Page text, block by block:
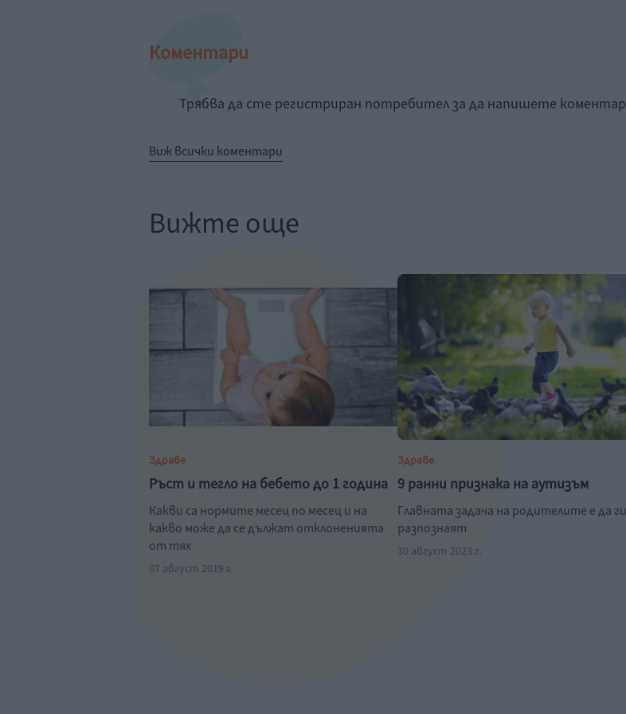
Коментари
Трябва да сте регистриран потребител за да напишете коментар
Виж всички коментари
Вижте още
Здраве
Ръст и тегло на бебето до 1 година
Какви са нормите месец по месец и на
какво може да се дължат отклоненията
от тях
07 август 2019 г.
Здраве
9 ранни признака на аутизъм
Главната задача на родителите е да ги
разпознаят
30 август 2023 г.